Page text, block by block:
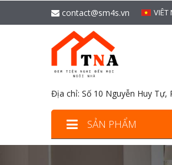
contact@sm4s.vn VIÊT
Địa chỉ: Số 10 Nguyễn Huy Tự,
SẢN PHẨM